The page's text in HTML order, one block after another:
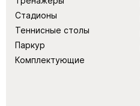
Стадионы
Теннисные столы
Паркур
Комплектующие